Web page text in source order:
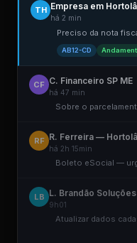
TH Empresa em
há 2 min
Preciso da nota
AB12-CD
CF C. Financeiro SP ME
há 47 min
Sobre o
RF R. Ferreira —
há 2h 15min
Boleto eSocial —
LB L. Brandão Soluções
9h01
Atualizar dados